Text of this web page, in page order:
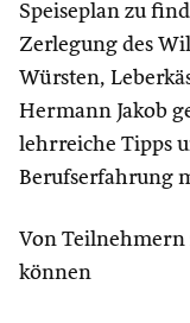
Speiseplan zu
Zerlegung des
Würsten,
Hermann Jakob
lehrreiche Tipps
Berufserfahrung
Von Teilnehmern
können